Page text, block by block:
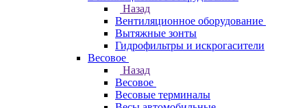
Назад
Вентиляционное оборудование
Вытяжные зонты
Гидрофильтры и искрогасители
Весовое
Назад
Весовое
Весовые терминалы